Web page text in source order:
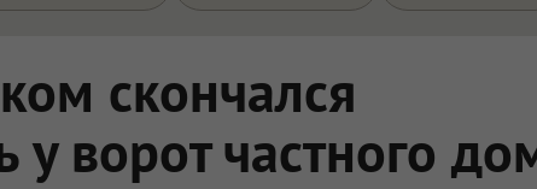
скончался
ворот частного